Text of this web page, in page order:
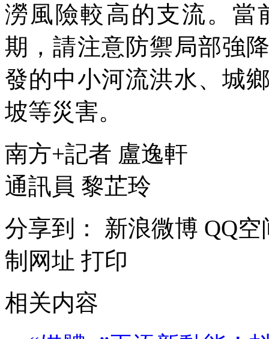
澇風險較高的支流。當
期，請注意防禦局部強
發的中小河流洪水、城
坡等災害。
南方+記者 盧逸軒
通訊員 黎芷玲
分享到：
新浪微博 QQ空
制网址 打印
相关内容